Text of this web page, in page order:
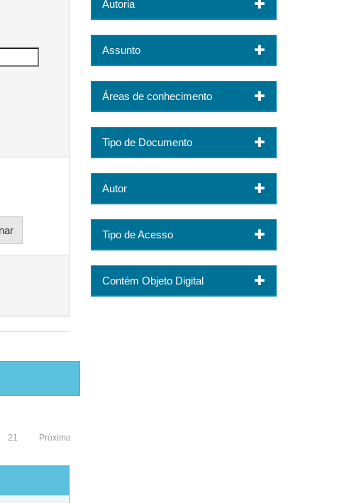
21 Próximo
Autoria
Assunto
Áreas de conhecimento
Tipo de Documento
Autor
Tipo de Acesso
Contém Objeto Digital